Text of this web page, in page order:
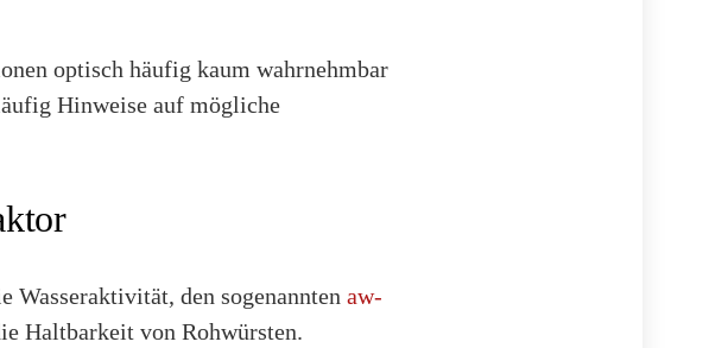
optisch häufig kaum wahrnehmbar
Hinweise auf mögliche
Wasseraktivität, den sogenannten aw-
Haltbarkeit von Rohwürsten.